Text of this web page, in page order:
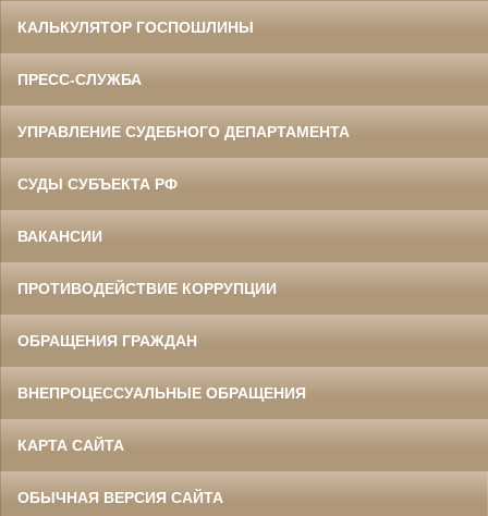
КАЛЬКУЛЯТОР ГОСПОШЛИНЫ
ПРЕСС-СЛУЖБА
УПРАВЛЕНИЕ СУДЕБНОГО ДЕПАРТАМЕНТА
СУДЫ СУБЪЕКТА РФ
ВАКАНСИИ
ПРОТИВОДЕЙСТВИЕ КОРРУПЦИИ
ОБРАЩЕНИЯ ГРАЖДАН
ВНЕПРОЦЕССУАЛЬНЫЕ ОБРАЩЕНИЯ
КАРТА САЙТА
ОБЫЧНАЯ ВЕРСИЯ САЙТА